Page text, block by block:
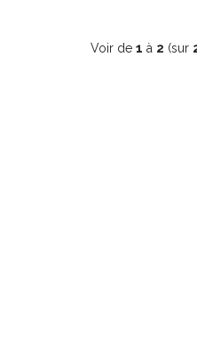
Voir de 1 à 2 (sur